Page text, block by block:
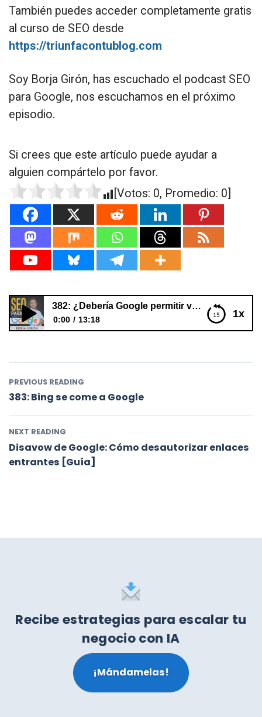
También puedes acceder completamente gratis
al curso de SEO desde
https://triunfacontublog.com
Soy Borja Girón, has escuchado el podcast SEO
para Google, nos escuchamos en el próximo
episodio.
Si crees que este artículo puede ayudar a
alguien compártelo por favor.
[Votos: 0, Promedio: 0
1x
382: ¿Debería Google permitir votar por los resultados?
0:00 13:18
PREVIOUS READING
383: Bing se come a Google
NEXT READING
Disavow de Google: Cómo desautorizar enlaces
entrantes [Guía]
Recibe estrategias para escalar tu
negocio con IA
¡Mándamelas!